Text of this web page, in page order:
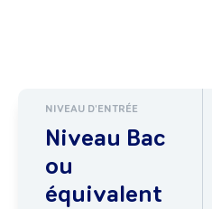
NIVEAU D'ENTRÉE
Niveau Bac
ou
équivalent